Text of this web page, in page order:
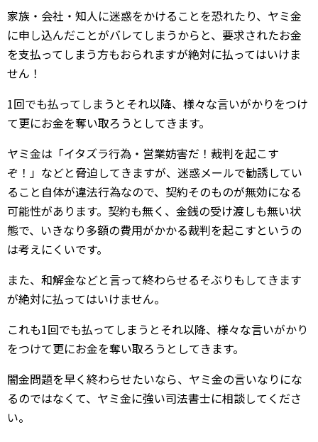
家族・会社・知人に迷惑をかけることを恐れたり、ヤミ金
に申し込んだことがバレてしまうからと、要求されたお金
を支払ってしまう方もおられますが絶対に払ってはいけま
せん！
1回でも払ってしまうとそれ以降、様々な言いがかりをつけ
て更にお金を奪い取ろうとしてきます。
ヤミ金は「イタズラ行為・営業妨害だ！裁判を起こす
ぞ！」などと脅迫してきますが、迷惑メールで勧誘してい
ること自体が違法行為なので、契約そのものが無効になる
可能性があります。契約も無く、金銭の受け渡しも無い状
態で、いきなり多額の費用がかかる裁判を起こすというの
は考えにくいです。
また、和解金などと言って終わらせるそぶりもしてきます
が絶対に払ってはいけません。
これも1回でも払ってしまうとそれ以降、様々な言いがかり
をつけて更にお金を奪い取ろうとしてきます。
闇金問題を早く終わらせたいなら、ヤミ金の言いなりにな
るのではなくて、ヤミ金に強い司法書士に相談してくださ
い。